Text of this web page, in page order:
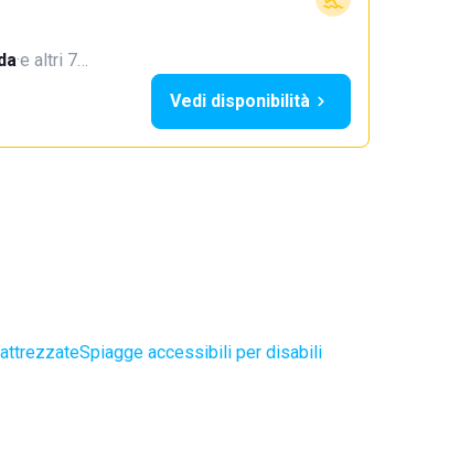
·e altri 7…
Vedi disponibilità
Spiagge accessibili per disabili